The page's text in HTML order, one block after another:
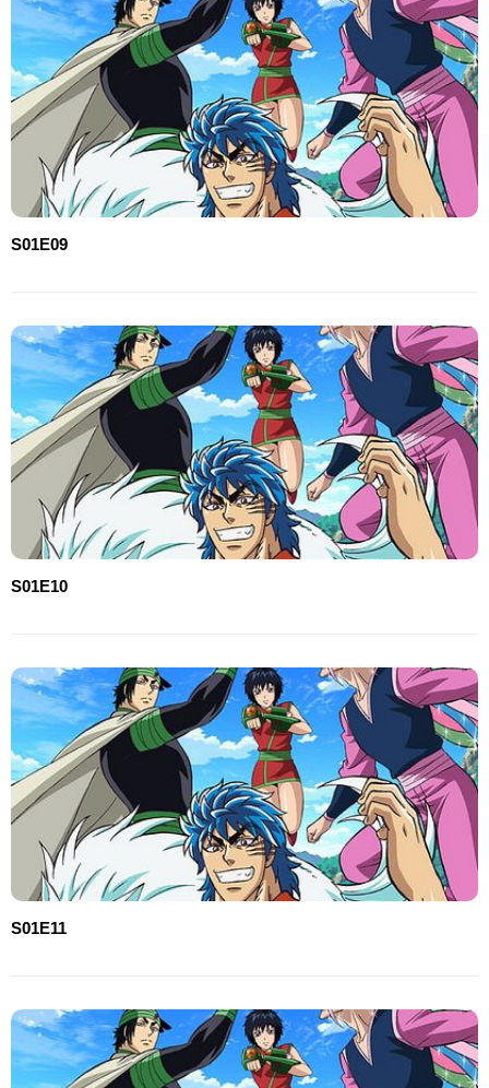
S01E09
S01E10
S01E11